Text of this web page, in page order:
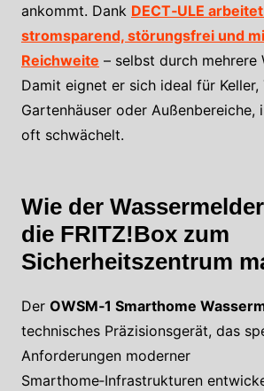
ankommt. Dank DECT‑ULE
stromsparend, störungsfrei und
Reichweite – selbst durch mehrere
Damit eignet er sich ideal für Keller,
Gartenhäuser oder Außenbereiche,
oft schwächelt.
Wie der
die FRITZ!Box zum
Sicherheitszentrum
Der OWSM‑1 Smarthome
technisches Präzisionsgerät, das
Anforderungen moderner
Smarthome‑Infrastrukturen